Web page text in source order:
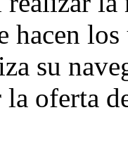
hacen
su
oferta